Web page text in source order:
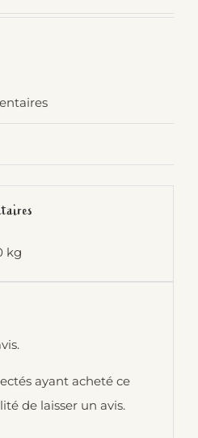
kg
ayant acheté ce
de laisser un avis.